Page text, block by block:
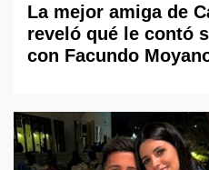
La mejor amiga de
reveló qué le contó
con Facundo